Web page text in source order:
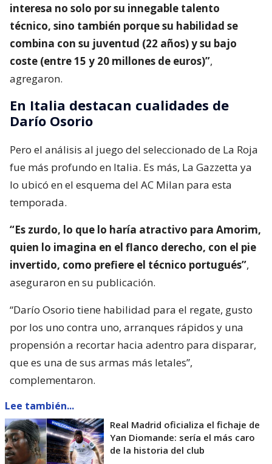
interesa no solo por su innegable talento
técnico, sino también porque su habilidad se
combina con su juventud (22 años) y su bajo
coste (entre 15 y 20 millones de euros)”,
agregaron.
En Italia destacan cualidades de
Darío Osorio
Pero el análisis al juego del seleccionado de La Roja
fue más profundo en Italia. Es más, La Gazzetta ya
lo ubicó en el esquema del AC Milan para esta
temporada.
“Es zurdo, lo que lo haría atractivo para Amorim,
quien lo imagina en el flanco derecho, con el pie
invertido, como prefiere el técnico portugués”,
aseguraron en su publicación.
“Darío Osorio tiene habilidad para el regate, gusto
por los uno contra uno, arranques rápidos y una
propensión a recortar hacia adentro para disparar,
que es una de sus armas más letales”,
complementaron.
Lee también...
Real Madrid oficializa el fichaje de
Yan Diomande: sería el más caro
de la historia del club